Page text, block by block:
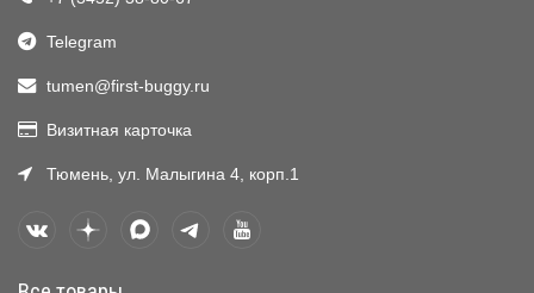
Telegram
tumen@first-buggy.ru
Визитная карточка
Тюмень, ул. Малыгина 4, корп.1